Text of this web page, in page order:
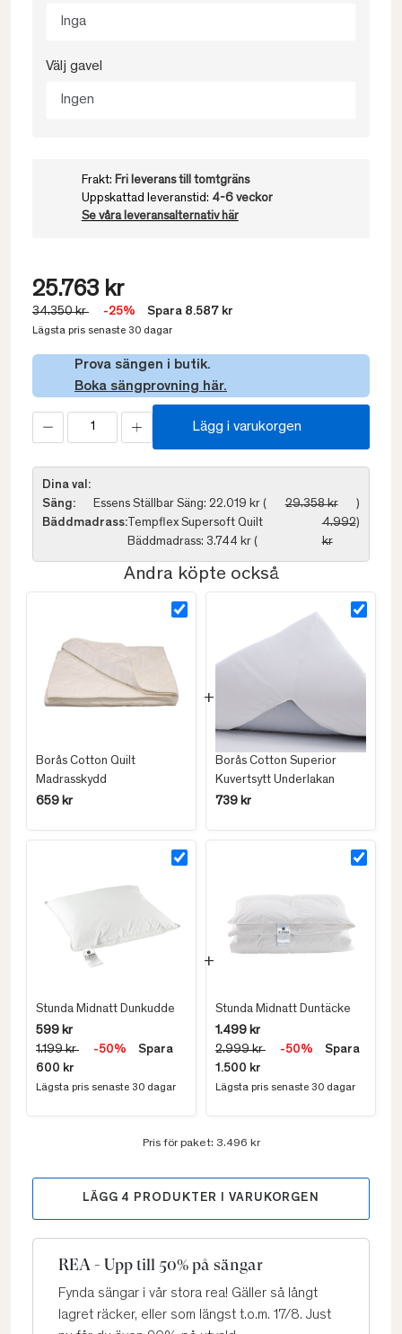
Inga
Välj gavel
Ingen
Frakt: Fri leverans till tomtgräns
Uppskattad leveranstid: 4-6 veckor
Se våra leveransalternativ här
25.763 kr
34.350 kr -25% Spara 8.587 kr
Lägsta pris senaste 30 dagar
Prova sängen i butik.
Boka sängprovning här.
Lägg i varukorgen
Dina val:
Säng:
Essens Ställbar Säng: 22.019 kr ( 29.358 kr
)
Bäddmadrass: Tempflex Supersoft Quilt
Bäddmadrass: 3.744 kr (
4.992
kr
)
Andra köpte också
Borås Cotton Quilt
Madrasskydd
659 kr
Borås Cotton Superior
Kuvertsytt Underlakan
739 kr
Stunda Midnatt Dunkudde
599 kr
1.199 kr
-50%
Spara
600 kr
Lägsta pris senaste 30 dagar
Stunda Midnatt Duntäcke
1.499 kr
2.999 kr
-50%
Spara
1.500 kr
Lägsta pris senaste 30 dagar
Pris för paket: 3.496 kr
LÄGG 4 PRODUKTER I VARUKORGEN
REA - Upp till 50% på sängar
Fynda sängar i vår stora rea! Gäller så långt
lagret räcker, eller som längst t.o.m. 17/8. Just